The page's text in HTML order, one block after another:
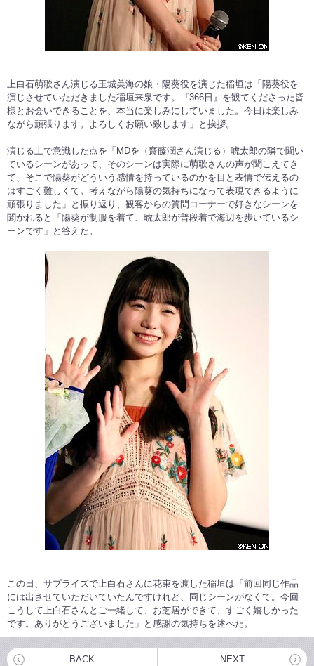
上白石萌歌さん演じる玉城美海の娘・陽葵役を演じた稲垣は「陽葵役を
演じさせていただきました稲垣来泉です。『366日』を観てくださった皆
様とお会いできることを、本当に楽しみにしていました。今日は楽しみ
ながら頑張ります。よろしくお願い致します」と挨拶。
演じる上で意識した点を「MDを（齋藤潤さん演じる）琥太郎の隣で聞い
ているシーンがあって、そのシーンは実際に萌歌さんの声が聞こえてき
て、そこで陽葵がどういう感情を持っているのかを目と表情で伝えるの
はすごく難しくて。考えながら陽葵の気持ちになって表現できるように
頑張りました」と振り返り、観客からの質問コーナーで好きなシーンを
聞かれると「陽葵が制服を着て、琥太郎が普段着で海辺を歩いているシ
ーンです」と答えた。
この日、サプライズで上白石さんに花束を渡した稲垣は「前回同じ作品
には出させていただいていたんですけれど、同じシーンがなくて。今回
こうして上白石さんとご一緒して、お芝居ができて、すごく嬉しかった
です。ありがとうございました」と感謝の気持ちを述べた。
BACK NEXT